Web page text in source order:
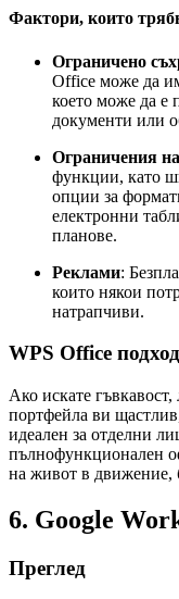
Фактори, които
Ограничено
Office може да
което може да е
документи или
Ограничения
функции, като
опции за
електронни
планове.
Реклами:
които някои
натрапчиви.
WPS Office
Ако искате
портфейла ви
идеален за отделни
пълнофункционален
на живот в движение,
6. Google
Преглед